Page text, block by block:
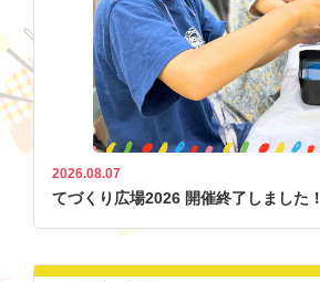
2026.08.07
てづくり広場2026 開催終了しました！